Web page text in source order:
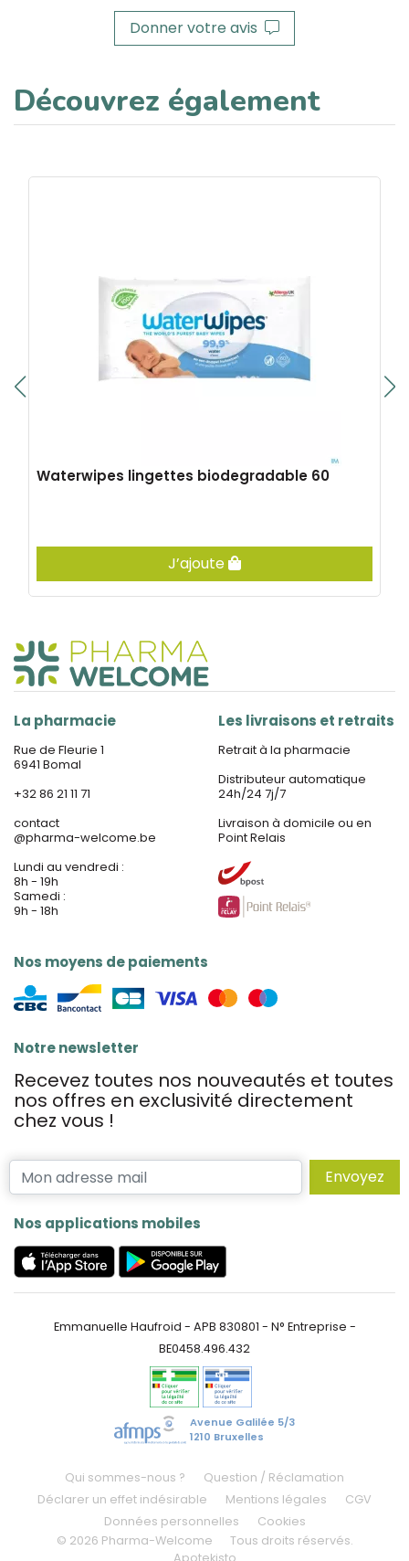
Donner votre avis
Découvrez également
Waterwipes lingettes biodegradable 60
J’ajoute
La pharmacie
Rue de Fleurie 1
6941 Bomal
+32 86 21 11 71
contact
@pharma-welcome.be
Lundi au vendredi :
8h - 19h
Samedi :
9h - 18h
Nos moyens de paiements
Les livraisons et retraits
Retrait à la pharmacie
Distributeur automatique
24h/24 7j/7
Livraison à domicile ou en
Point Relais
Notre newsletter
Recevez toutes nos nouveautés et toutes
nos offres en exclusivité directement
chez vous !
Envoyez
Nos applications mobiles
Emmanuelle Haufroid - APB 830801 - N° Entreprise -
BE0458.496.432
Avenue Galilée 5/3
1210 Bruxelles
Qui sommes-nous ?
Question / Réclamation
Déclarer un effet indésirable
Mentions légales
CGV
Données personnelles
Cookies
© 2026 Pharma-Welcome
Tous droits réservés.
Apotekisto